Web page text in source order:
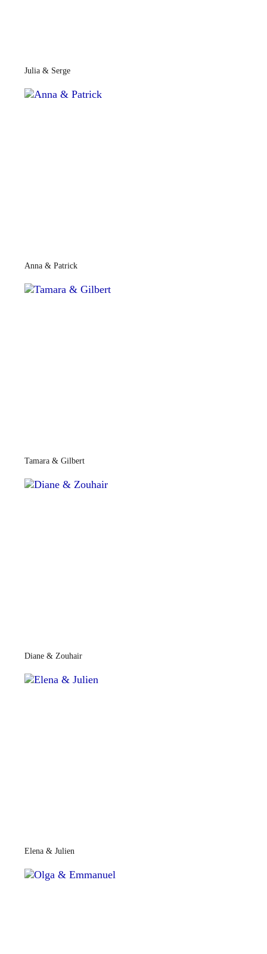
Julia & Serge
Anna & Patrick
Tamara & Gilbert
Diane & Zouhair
Elena & Julien